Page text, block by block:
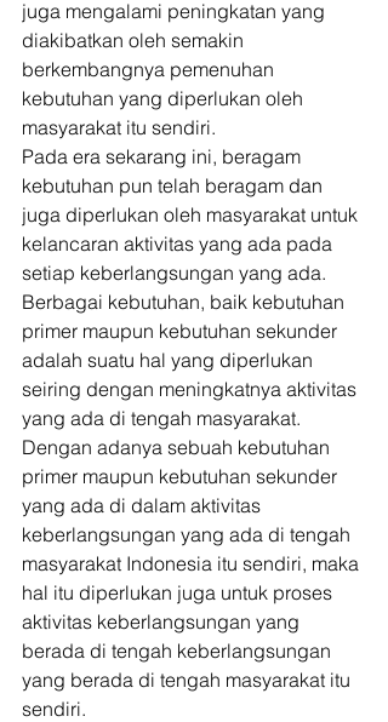
juga mengalami peningkatan yang
diakibatkan oleh semakin
berkembangnya pemenuhan
kebutuhan yang diperlukan oleh
masyarakat itu sendiri.
Pada era sekarang ini, beragam
kebutuhan pun telah beragam dan
juga diperlukan oleh masyarakat untuk
kelancaran aktivitas yang ada pada
setiap keberlangsungan yang ada.
Berbagai kebutuhan, baik kebutuhan
primer maupun kebutuhan sekunder
adalah suatu hal yang diperlukan
seiring dengan meningkatnya aktivitas
yang ada di tengah masyarakat.
Dengan adanya sebuah kebutuhan
primer maupun kebutuhan sekunder
yang ada di dalam aktivitas
keberlangsungan yang ada di tengah
masyarakat Indonesia itu sendiri, maka
hal itu diperlukan juga untuk proses
aktivitas keberlangsungan yang
berada di tengah keberlangsungan
yang berada di tengah masyarakat itu
sendiri.